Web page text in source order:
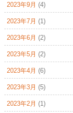
2023年9月 (4)
2023年7月 (1)
2023年6月 (2)
2023年5月 (2)
2023年4月 (6)
2023年3月 (5)
2023年2月 (1)